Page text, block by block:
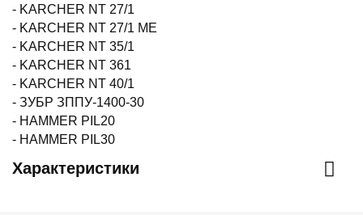
- KARCHER NT 27/1
- KARCHER NT 27/1 ME
- KARCHER NT 35/1
- KARCHER NT 361
- KARCHER NT 40/1
- ЗУБР ЗППУ-1400-30
- HAMMER PIL20
- HAMMER PIL30
Характеристики